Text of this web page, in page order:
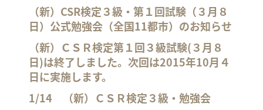
（新）CSR検定３級・第１回試験（３月８
日）公式勉強会（全国11都市）のお知らせ
（新）ＣＳＲ検定第１回３級試験(３月８
日)は終了しました。次回は2015年10月４
日に実施します。
1/14 （新）ＣＳＲ検定３級・勉強会